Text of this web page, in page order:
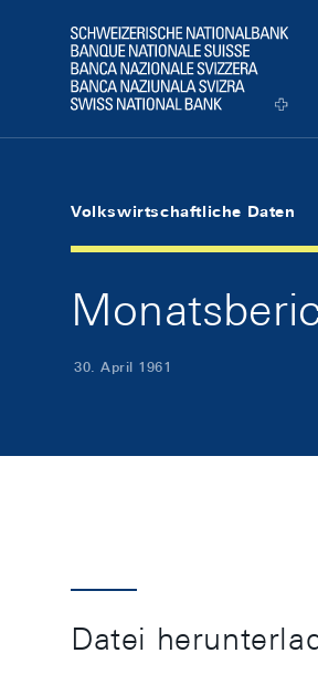
Logo
Volkswirtschaftliche Daten
30. April 1961
Datei